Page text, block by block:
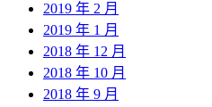
2019 年 2 月
2019 年 1 月
2018 年 12 月
2018 年 10 月
2018 年 9 月